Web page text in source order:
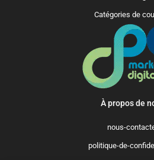
Catégories de
À propos de
nous-
politique-de-